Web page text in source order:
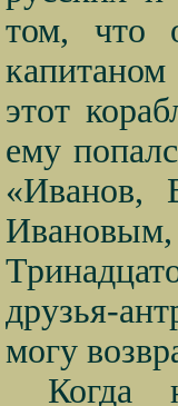
том, что
этот
ему
«Иванов,
друзья-
могу
Когда